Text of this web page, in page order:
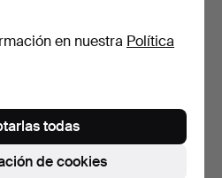
seleccionado
en nuestra Política
de cookies
todas